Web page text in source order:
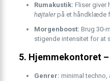
Rumakustik: Fliser giver
højtalerpå et håndklæde
Morgenboost: Brug 30-
stigende intensitet for at
5. Hjemmekontoret
Genrer: minimal techno,